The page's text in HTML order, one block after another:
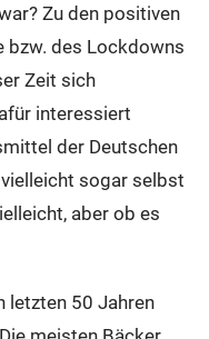
Zu den positiven
bzw. des Lockdowns
Zeit sich
interessiert
der Deutschen
sogar selbst
aber ob es
letzten 50 Jahren